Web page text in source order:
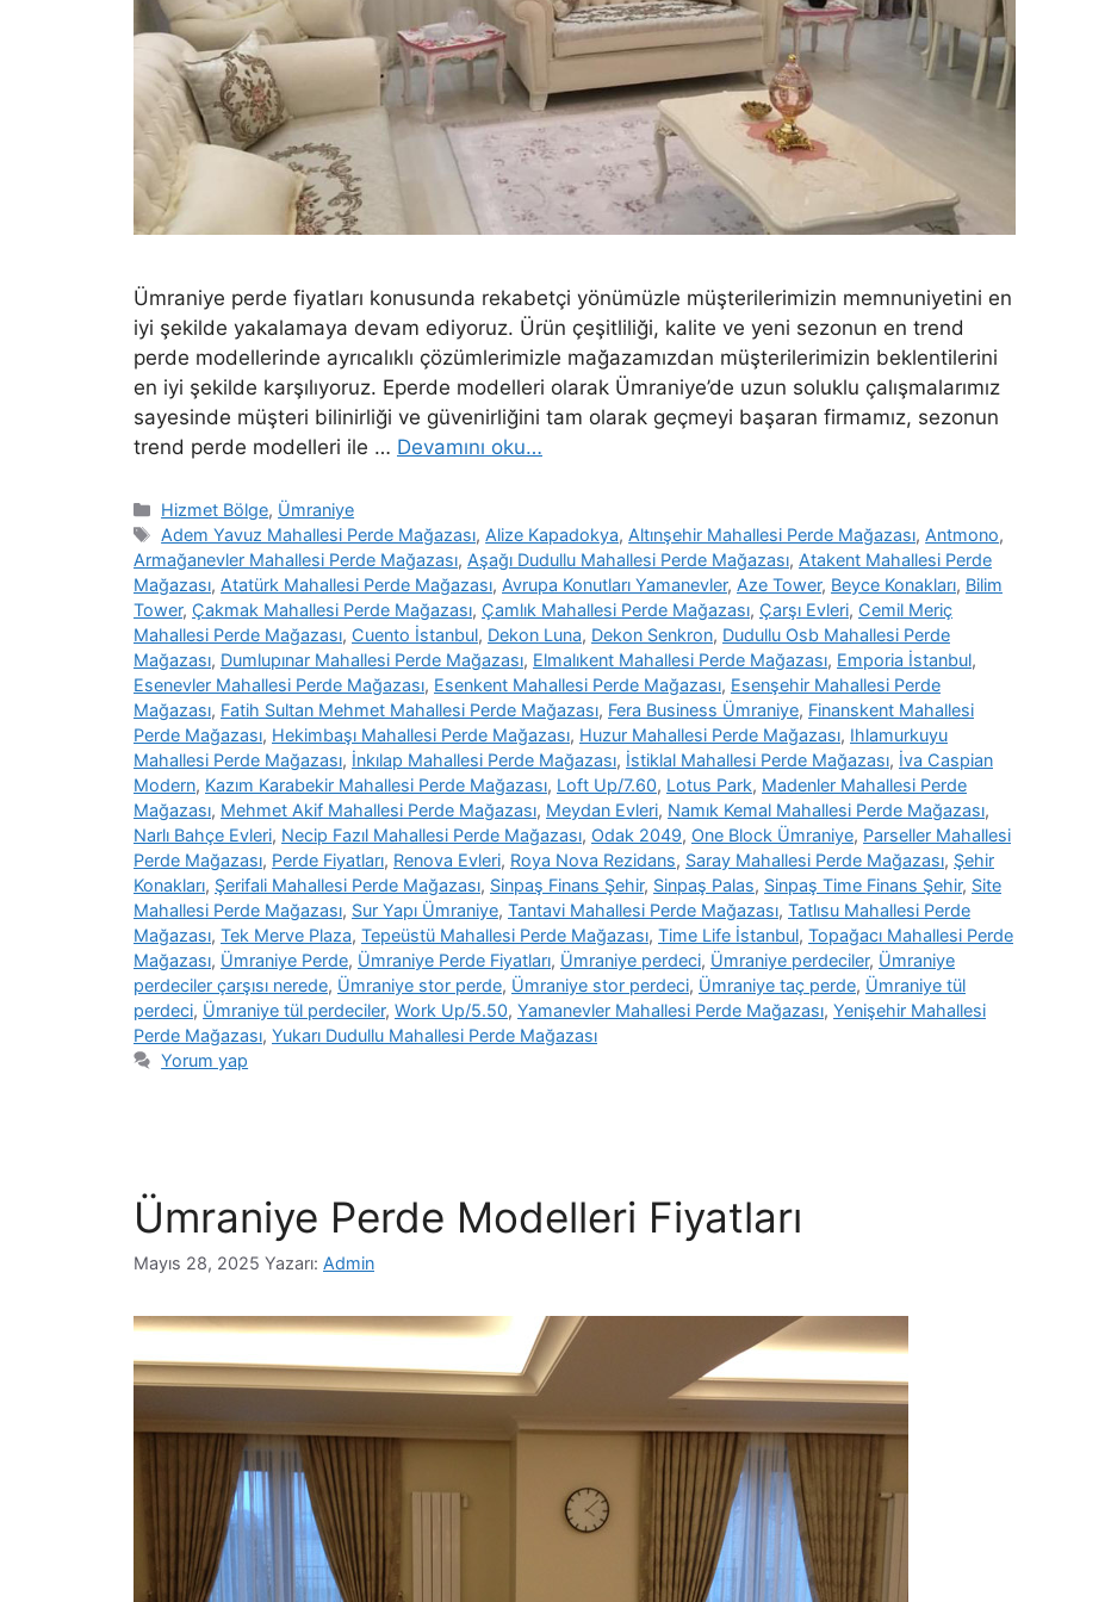
Ümraniye perde fiyatları konusunda rekabetçi yönümüzle müşterilerimizin memnuniyetini en
iyi şekilde yakalamaya devam ediyoruz. Ürün çeşitliliği, kalite ve yeni sezonun en trend
perde modellerinde ayrıcalıklı çözümlerimizle mağazamızdan müşterilerimizin beklentilerini
en iyi şekilde karşılıyoruz. Eperde modelleri olarak Ümraniye’de uzun soluklu çalışmalarımız
sayesinde müşteri bilinirliği ve güvenirliğini tam olarak geçmeyi başaran firmamız, sezonun
trend perde modelleri ile … Devamını oku…
Hizmet Bölge, Ümraniye
Adem Yavuz Mahallesi Perde Mağazası, Alize Kapadokya, Altınşehir Mahallesi Perde Mağazası, Antmono,
Armağanevler Mahallesi Perde Mağazası, Aşağı Dudullu Mahallesi Perde Mağazası, Atakent Mahallesi Perde
Mağazası, Atatürk Mahallesi Perde Mağazası, Avrupa Konutları Yamanevler, Aze Tower, Beyce Konakları, Bilim
Tower, Çakmak Mahallesi Perde Mağazası, Çamlık Mahallesi Perde Mağazası, Çarşı Evleri, Cemil Meriç
Mahallesi Perde Mağazası, Cuento İstanbul, Dekon Luna, Dekon Senkron, Dudullu Osb Mahallesi Perde
Mağazası, Dumlupınar Mahallesi Perde Mağazası, Elmalıkent Mahallesi Perde Mağazası, Emporia İstanbul,
Esenevler Mahallesi Perde Mağazası, Esenkent Mahallesi Perde Mağazası, Esenşehir Mahallesi Perde
Mağazası, Fatih Sultan Mehmet Mahallesi Perde Mağazası, Fera Business Ümraniye, Finanskent Mahallesi
Perde Mağazası, Hekimbaşı Mahallesi Perde Mağazası, Huzur Mahallesi Perde Mağazası, Ihlamurkuyu
Mahallesi Perde Mağazası, İnkılap Mahallesi Perde Mağazası, İstiklal Mahallesi Perde Mağazası, İva Caspian
Modern, Kazım Karabekir Mahallesi Perde Mağazası, Loft Up/7.60, Lotus Park, Madenler Mahallesi Perde
Mağazası, Mehmet Akif Mahallesi Perde Mağazası, Meydan Evleri, Namık Kemal Mahallesi Perde Mağazası,
Narlı Bahçe Evleri, Necip Fazıl Mahallesi Perde Mağazası, Odak 2049, One Block Ümraniye, Parseller Mahallesi
Perde Mağazası, Perde Fiyatları, Renova Evleri, Roya Nova Rezidans, Saray Mahallesi Perde Mağazası, Şehir
Konakları, Şerifali Mahallesi Perde Mağazası, Sinpaş Finans Şehir, Sinpaş Palas, Sinpaş Time Finans Şehir, Site
Mahallesi Perde Mağazası, Sur Yapı Ümraniye, Tantavi Mahallesi Perde Mağazası, Tatlısu Mahallesi Perde
Mağazası, Tek Merve Plaza, Tepeüstü Mahallesi Perde Mağazası, Time Life İstanbul, Topağacı Mahallesi Perde
Mağazası, Ümraniye Perde, Ümraniye Perde Fiyatları, Ümraniye perdeci, Ümraniye perdeciler, Ümraniye
perdeciler çarşısı nerede, Ümraniye stor perde, Ümraniye stor perdeci, Ümraniye taç perde, Ümraniye tül
perdeci, Ümraniye tül perdeciler, Work Up/5.50, Yamanevler Mahallesi Perde Mağazası, Yenişehir Mahallesi
Perde Mağazası, Yukarı Dudullu Mahallesi Perde Mağazası
Yorum yap
Ümraniye Perde Modelleri Fiyatları
Mayıs 28, 2025 Yazarı: Admin